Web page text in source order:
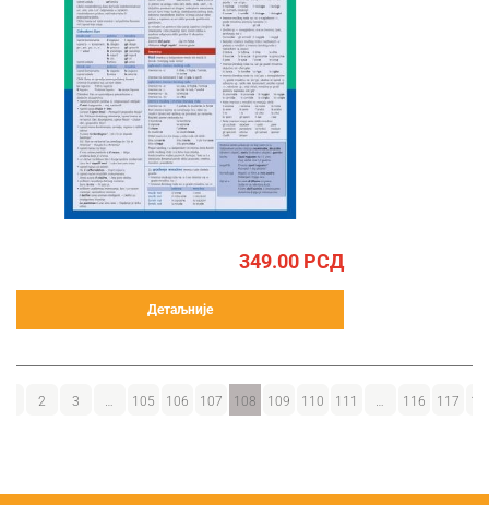
349.00 РСД
Детаљније
2 3 105 106 107 108 109 110 111 116 117